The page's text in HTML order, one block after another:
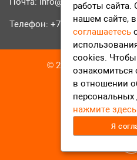
Телефон: +7 (496) 551-04-95
© 2016-2023 ТВР24
работы сайта.
нашем сайте,
соглашаетесь
cookies. Чтобы
ознакомиться
в отношении
персональных
нажмите здесь
Я